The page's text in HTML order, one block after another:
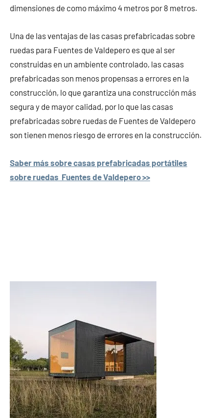
dimensiones de como máximo 4 metros por 8 metros.
Una de las ventajas de las casas prefabricadas sobre
ruedas para Fuentes de Valdepero es que al ser
construidas en un ambiente controlado, las casas
prefabricadas son menos propensas a errores en la
construcción, lo que garantiza una construcción más
segura y de mayor calidad, por lo que las casas
prefabricadas sobre ruedas de Fuentes de Valdepero
son tienen menos riesgo de errores en la construcción.
Saber más sobre casas prefabricadas portátiles
sobre ruedas Fuentes de Valdepero >>